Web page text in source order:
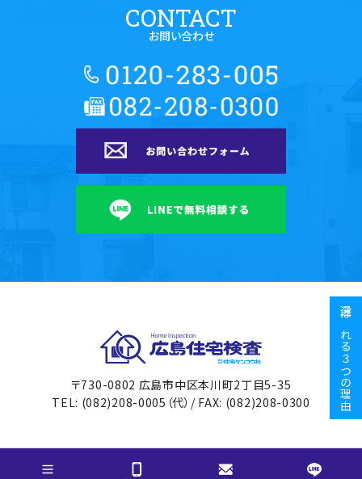
CONTACT
お問い合わせ
広島住宅検査
〒730-0802 広島市中区本川町2丁目5-35
TEL: (082)208-0005（代）/ FAX: (082)208-0300
選ばれる３つの理由